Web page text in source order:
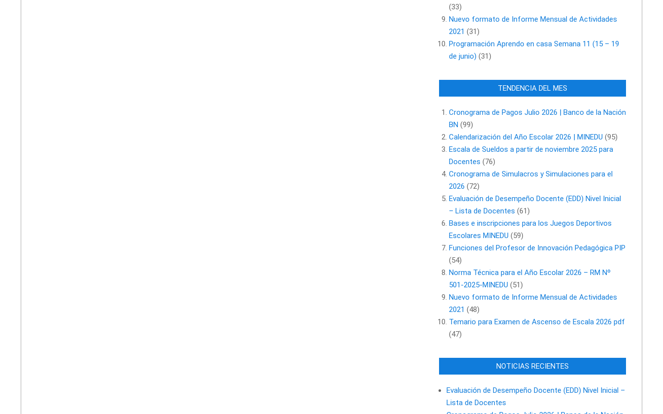
(33)
Nuevo formato de Informe Mensual de Actividades
2021 (31)
Programación Aprendo en casa Semana 11 (15 – 19
de junio) (31)
TENDENCIA DEL MES
Cronograma de Pagos Julio 2026 | Banco de la Nación
BN (99)
Calendarización del Año Escolar 2026 | MINEDU (95)
Escala de Sueldos a partir de noviembre 2025 para
Docentes (76)
Cronograma de Simulacros y Simulaciones para el
2026 (72)
Evaluación de Desempeño Docente (EDD) Nivel Inicial
– Lista de Docentes (61)
Bases e inscripciones para los Juegos Deportivos
Escolares MINEDU (59)
Funciones del Profesor de Innovación Pedagógica PIP
(54)
Norma Técnica para el Año Escolar 2026 – RM Nº
501-2025-MINEDU (51)
Nuevo formato de Informe Mensual de Actividades
2021 (48)
Temario para Examen de Ascenso de Escala 2026 pdf
(47)
NOTICIAS RECIENTES
Evaluación de Desempeño Docente (EDD) Nivel Inicial –
Lista de Docentes